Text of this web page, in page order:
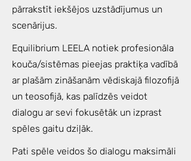
pārrakstīt iekšējos uzstādījumus un
scenārijus.
Equilibrium LEELA notiek profesionāla
kouča/sistēmas pieejas praktiķa vadībā
ar plašām zināšanām vēdiskajā filozofijā
un teosofijā, kas palīdzēs veidot
dialogu ar sevi fokusētāk un izprast
spēles gaitu dziļāk.
Pati spēle veidos šo dialogu maksimāli